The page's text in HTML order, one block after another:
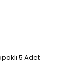
5 Adet